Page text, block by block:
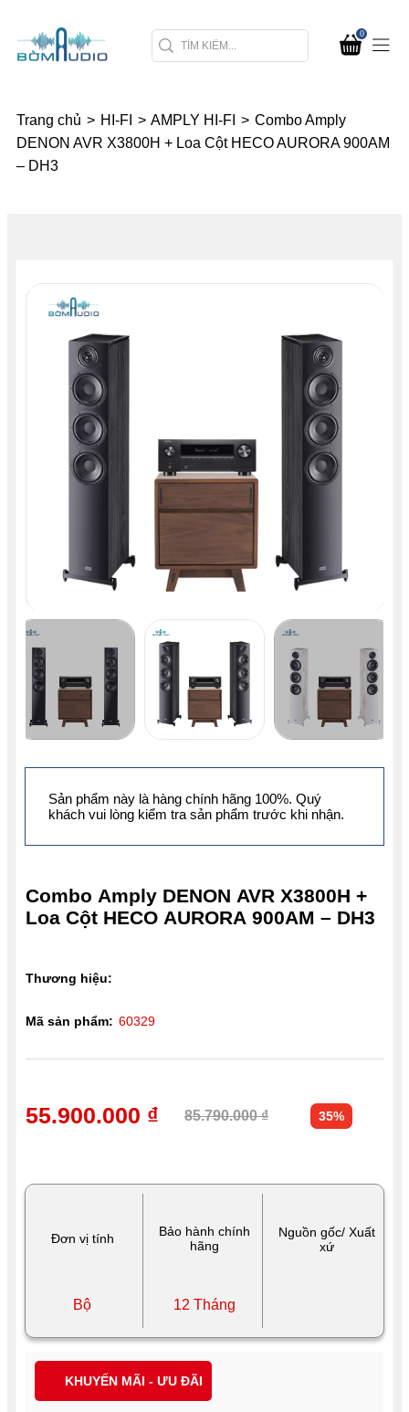
0
Trang chủ > HI-FI > AMPLY HI-FI > Combo Amply
DENON AVR X3800H + Loa Cột HECO AURORA 900AM
– DH3
Đơn vị tính
Bảo hành chính
hãng
Nguồn gốc/ Xuất
xứ
Bộ 12 Tháng
Combo Amply DENON AVR X3800H +
Loa Cột HECO AURORA 900AM – DH3
55.900.000 ₫ 85.790.000 ₫ 35%
Thương hiệu:
Mã sản phẩm: 60329
KHUYẾN MÃI - ƯU ĐÃI
Sản phẩm này là hàng chính hãng 100%. Quý
khách vui lòng kiểm tra sản phẩm trước khi nhận.